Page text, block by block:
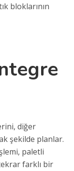
bloklarının
diğer
şekilde planlar.
paletli
farklı bir